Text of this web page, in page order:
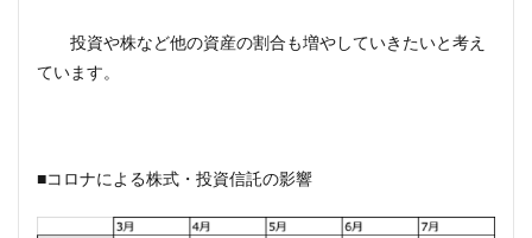
投資や株など他の資産の割合も増やしていきたいと考え
ています。
■コロナによる株式・投資信託の影響